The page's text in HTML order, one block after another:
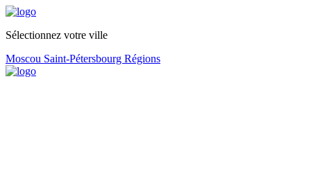
Sélectionnez votre ville
Moscou Saint-Pétersbourg Régions